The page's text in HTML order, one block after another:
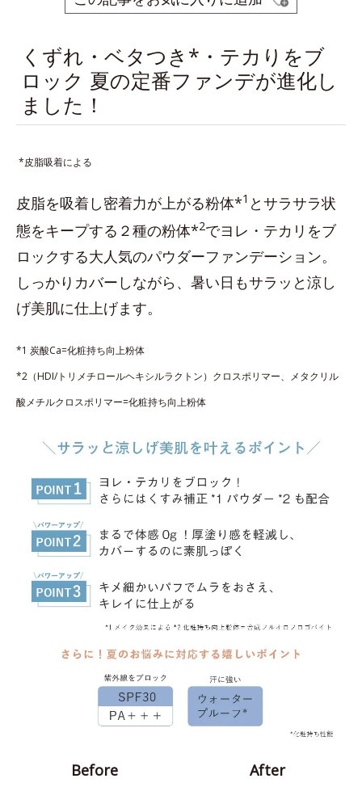
くずれ・ベタつき*・テカりをブ
ロック 夏の定番ファンデが進化し
ました！
*皮脂吸着による
皮脂を吸着し密着力が上がる粉体*1 とサラサラ状
態をキープする２種の粉体*2でヨレ・テカリをブ
ロックする大人気のパウダーファンデーション。
しっかりカバーしながら、暑い日もサラッと涼し
げ美肌に仕上げます。
*1 炭酸Ca=化粧持ち向上粉体
*2（HDI/トリメチロールヘキシルラクトン）クロスポリマー、メタクリル
酸メチルクロスポリマー=化粧持ち向上粉体
Before After